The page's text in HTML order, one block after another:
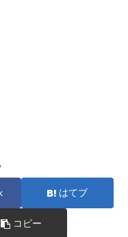
はてブ
コピー